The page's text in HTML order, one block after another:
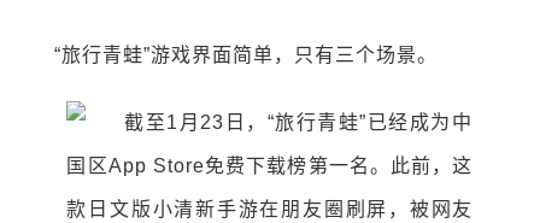
“旅行青蛙”游戏界面简单，只有三个场景。